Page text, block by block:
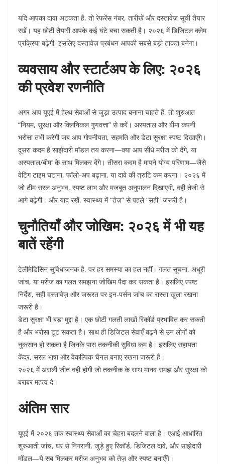
यदि आपका दावा अटकता है, तो रेफरेंस नंबर, तारीखें और दस्तावेज़ सूची तैयार
रखें। यह छोटी तैयारी आपके कई घंटे बचा सकती है। २०२६ में डिजिटल क्लेम
प्रक्रिया बढ़ेगी, इसलिए दस्तावेज़ प्रबंधन आपकी सबसे बड़ी ताकत बनेगा।
व्यवसाय और स्टार्टअप के लिए: २०२६
की प्रवेश रणनीति
अगर आप यूएई में हेल्थ सेवाओं से जुड़ा उत्पाद बनाना चाहते हैं, तो शुरुआत
“नियम, सुरक्षा और क्लिनिकल गुणवत्ता” से करें। अस्पताल और बीमा कंपनी
भरोसा तभी करेगी जब आप गोपनीयता, सहमति और डेटा सुरक्षा स्पष्ट दिखाएँगे।
दूसरा कदम है साझेदारी मॉडल तय करना—क्या आप सीधे मरीज को देंगे, या
अस्पताल/बीमा के साथ मिलकर देंगे। तीसरा कदम है मापने योग्य परिणाम—जैसे
वेटिंग टाइम घटाना, फॉलो-अप बढ़ाना, या दावे की त्रुटि कम करना। २०२६ में
जो टीम सरल अनुभव, स्पष्ट लाभ और मजबूत अनुपालन दिखाएगी, वही तेजी से
आगे बढ़ेगी। और याद रखें, स्वास्थ्य में “तेज़” से पहले “सही” जरूरी है।
चुनौतियाँ और जोखिम: २०२६ में भी यह
बातें रहेंगी
टेलीमेडिसिन सुविधाजनक है, पर हर समस्या का हल नहीं। गलत सूचना, अधूरी
जांच, या मरीज का गलत समझना जोखिम पैदा कर सकता है। इसलिए स्पष्ट
निर्देश, सही दस्तावेज़ और जरूरत पर इन-पर्सन जांच का रास्ता खुला रखना
जरूरी है।
डेटा सुरक्षा भी बड़ा मुद्दा है। एक छोटी गलती लाखों रिकॉर्ड प्रभावित कर सकती
है और भरोसा टूट सकता है। साथ ही डिजिटल सेवाएँ बढ़ने से उन लोगों को
नुकसान हो सकता है जिनके पास तकनीकी सुविधा कम है। इसलिए सहायता
केंद्र, सरल भाषा और वैकल्पिक चैनल बनाए रखना जरूरी है।
२०२६ में असली जीत वही होगी जो तकनीक के साथ मानव समझ और सुरक्षा को
बराबर महत्व दे।
अंतिम सार
यूएई में २०२६ तक स्वास्थ्य सेवाओं का चेहरा बदलने वाला है। एआई आधारित
शुरुआती जांच, घर से निगरानी, जुड़े हुए रिकॉर्ड, डिजिटल दावे, और साझेदारी
मॉडल—ये सब मिलकर मरीज अनुभव को तेज़ और स्पष्ट बनाएँगे।